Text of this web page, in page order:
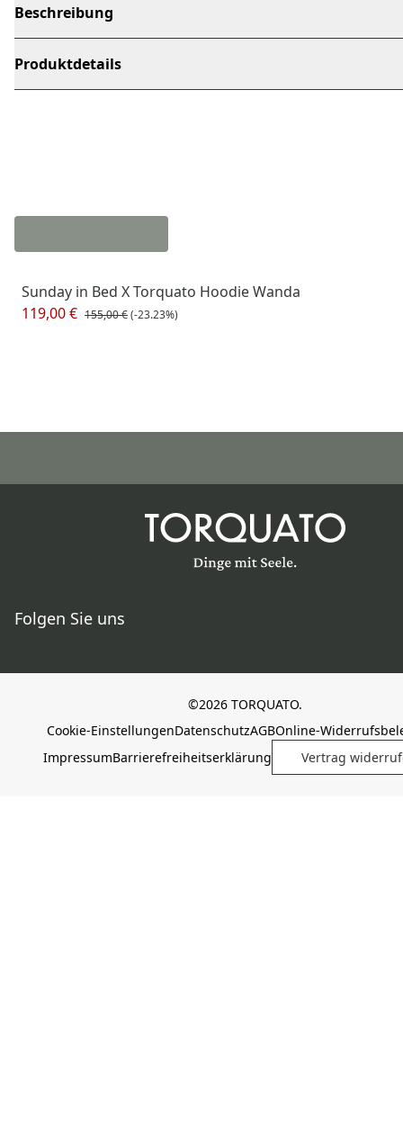
Beschreibung
Produktdetails
Sunday in Bed X Torquato Hoodie Wanda
119,00 € 155,00 €(-23.23%)
Folgen Sie uns
©2026 TORQUATO.
Cookie-EinstellungenDatenschutzAGBOnline-
ImpressumBarrierefreiheitserklärung Vertrag